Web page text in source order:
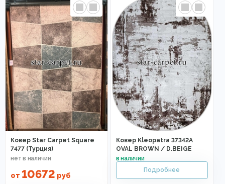
Ковер Star Carpet Square
7477 (Турция)
от 10672 руб
Ковер Kleopatra 37342A
OVAL BROWN / D.BEIGE